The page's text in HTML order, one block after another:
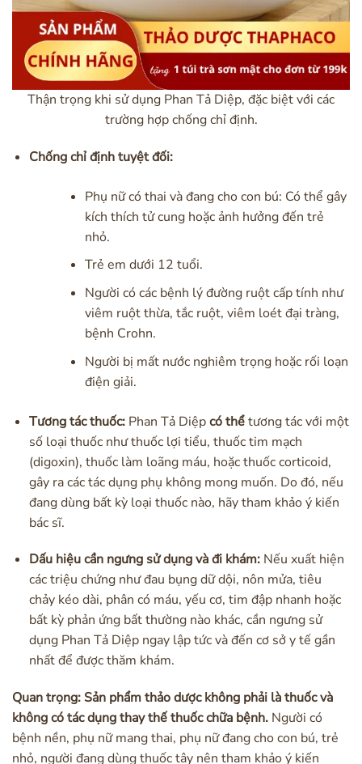
Thận trọng khi sử dụng Phan Tả Diệp, đặc biệt với các
trường hợp chống chỉ định.
Chống chỉ định tuyệt đối:
Phụ nữ có thai và đang cho con bú: Có thể gây
kích thích tử cung hoặc ảnh hưởng đến trẻ
nhỏ.
Trẻ em dưới 12 tuổi.
Người có các bệnh lý đường ruột cấp tính như
viêm ruột thừa, tắc ruột, viêm loét đại tràng,
bệnh Crohn.
Người bị mất nước nghiêm trọng hoặc rối loạn
điện giải.
Tương tác thuốc:Phan Tả Diệpcó thểtương tác với một
số loại thuốc như thuốc lợi tiểu, thuốc tim mạch
(digoxin), thuốc làm loãng máu, hoặc thuốc corticoid,
gây ra các tác dụng phụ không mong muốn. Do đó, nếu
đang dùng bất kỳ loại thuốc nào, hãy tham khảo ý kiến
bác sĩ.
Dấu hiệu cần ngưng sử dụng và đi khám:Nếu xuất hiện
các triệu chứng như đau bụng dữ dội, nôn mửa, tiêu
chảy kéo dài, phân có máu, yếu cơ, tim đập nhanh hoặc
bất kỳ phản ứng bất thường nào khác, cần ngưng sử
dụng Phan Tả Diệp ngay lập tức và đến cơ sở y tế gần
nhất để được thăm khám.
Quan trọng: Sản phẩm thảo dược không phải là thuốc và
không có tác dụng thay thế thuốc chữa bệnh. Người có
bệnh nền, phụ nữ mang thai, phụ nữ đang cho con bú, trẻ
nhỏ, người đang dùng thuốc tây nên tham khảo ý kiến